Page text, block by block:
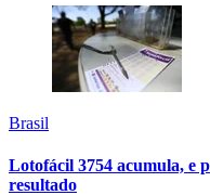
Brasil
Lotofácil 3754 acumula, e
resultado